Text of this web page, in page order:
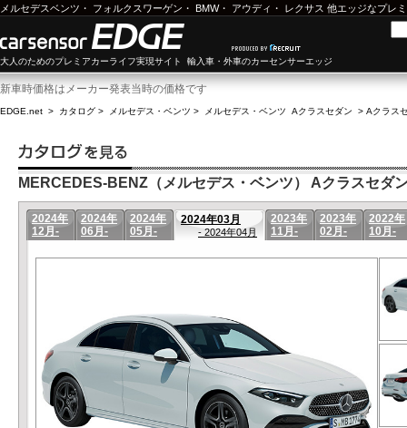
メルセデスベンツ ・ フォルクスワーゲン ・ BMW・ アウディ ・ レクサス 他エッジなプレ
大人のためのプレミアカーライフ実現サイト 輸入車・外車のカーセンサーエッジ
新車時価格はメーカー発表当時の価格です
EDGE.net > カタログ > メルセデス・ベンツ > メルセデス・ベンツ Aクラスセダン > Aクラス
MERCEDES-BENZ（メルセデス・ベンツ） Aクラスセダ
2024年
12月-
2024年
06月-
2024年
05月-
2024年03月
- 2024年04月
2023年
11月-
2023年
02月-
2022年
10月-